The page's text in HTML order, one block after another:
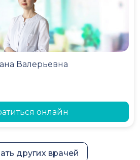
Валерьевна
онлайн
других врачей